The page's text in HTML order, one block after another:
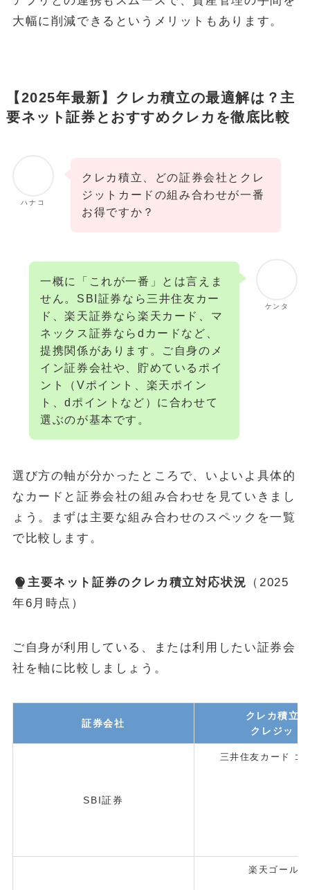
大幅に削減できるというメリットもあります。
【2025年最新】クレカ積立の最適解は？主
要ネット証券とおすすめクレカを徹底比較
ハナコ
クレカ積立、どの証券会社とクレ
ジットカードの組み合わせが一番
お得ですか？
ケンタ
一概に「これが一番」とは言えま
せん。SBI証券なら三井住友カー
ド、楽天証券なら楽天カード、マ
ネックス証券ならdカードなど、
提携関係があります。ご自身のメ
イン証券会社や、貯めているポイ
ント（Vポイント、楽天ポイン
ト、dポイントなど）に合わせて
選ぶのが基本です。
選び方の軸が分かったところで、いよいよ具体的
なカードと証券会社の組み合わせを見ていきまし
ょう。まずは主要な組み合わせのスペックを一覧
で比較します。
主要ネット証券のクレカ積立対応状況 （2025
年6月時点）
ご自身が利用している、または利用したい証券会
社を軸に比較しましょう。
証券会社
クレカ積立
クレジット
SBI証券
三井住友カード ゴ
楽天ゴール